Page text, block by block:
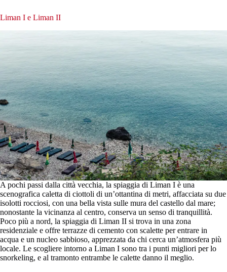
Liman I e Liman II
A pochi passi dalla città vecchia, la spiaggia di Liman I è una
scenografica caletta di ciottoli di un’ottantina di metri, affacciata su due
isolotti rocciosi, con una bella vista sulle mura del castello dal mare;
nonostante la vicinanza al centro, conserva un senso di tranquillità.
Poco più a nord, la spiaggia di Liman II si trova in una zona
residenziale e offre terrazze di cemento con scalette per entrare in
acqua e un nucleo sabbioso, apprezzata da chi cerca un’atmosfera più
locale. Le scogliere intorno a Liman I sono tra i punti migliori per lo
snorkeling, e al tramonto entrambe le calette danno il meglio.